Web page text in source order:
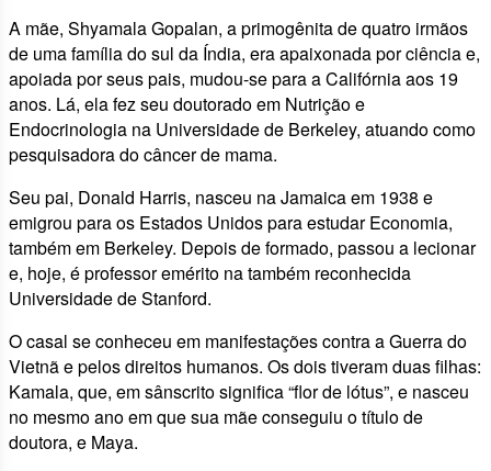
A mãe, Shyamala Gopalan, a primogênita de quatro irmãos
de uma família do sul da Índia, era apaixonada por ciência e,
apoiada por seus pais, mudou-se para a Califórnia aos 19
anos. Lá, ela fez seu doutorado em Nutrição e
Endocrinologia na Universidade de Berkeley, atuando como
pesquisadora do câncer de mama.
Seu pai, Donald Harris, nasceu na Jamaica em 1938 e
emigrou para os Estados Unidos para estudar Economia,
também em Berkeley. Depois de formado, passou a lecionar
e, hoje, é professor emérito na também reconhecida
Universidade de Stanford.
O casal se conheceu em manifestações contra a Guerra do
Vietnã e pelos direitos humanos. Os dois tiveram duas filhas:
Kamala, que, em sânscrito significa “flor de lótus”, e nasceu
no mesmo ano em que sua mãe conseguiu o título de
doutora, e Maya.